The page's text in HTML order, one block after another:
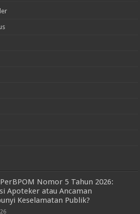
Nomor 5 Tahun 2026:
Apoteker atau Ancaman
Keselamatan Publik?